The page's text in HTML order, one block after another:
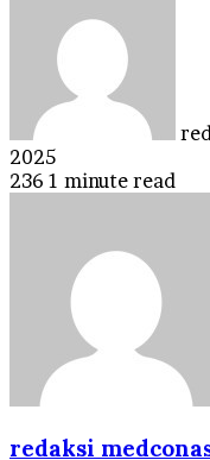
2025
236 1 minute read
redaksi